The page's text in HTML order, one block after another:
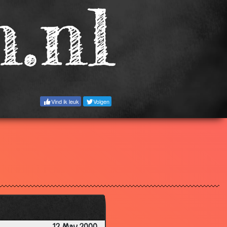
Vind ik leuk Volgen
3.63
3.07
2.97
2.75